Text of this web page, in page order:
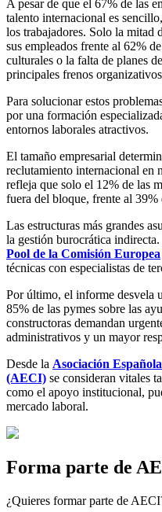
A pesar de que el 67% de las
talento internacional es
los trabajadores. Solo la mitad
sus empleados frente al 62%
culturales o la falta de planes
principales frenos
Para solucionar estos
por una formación
entornos laborales atractivos.
El tamaño empresarial
reclutamiento internacional en
refleja que solo el 12% de las
fuera del bloque, frente al 39%
Las estructuras más grandes
la gestión burocrática
Pool de la Comisión Europea
técnicas con especialistas de
Por último, el informe desvela
85% de las pymes sobre las
constructoras demandan
administrativos y un mayor
Desde la Asociación
(AECI) se consideran vitales
como el apoyo institucional,
mercado laboral.
Forma parte de
¿Quieres formar parte de